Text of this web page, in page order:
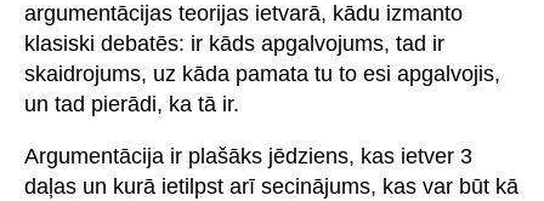
argumentācijas teorijas ietvarā, kādu izmanto
klasiski debatēs: ir kāds apgalvojums, tad ir
skaidrojums, uz kāda pamata tu to esi apgalvojis,
un tad pierādi, ka tā ir.
Argumentācija ir plašāks jēdziens, kas ietver 3
daļas un kurā ietilpst arī secinājums, kas var būt kā